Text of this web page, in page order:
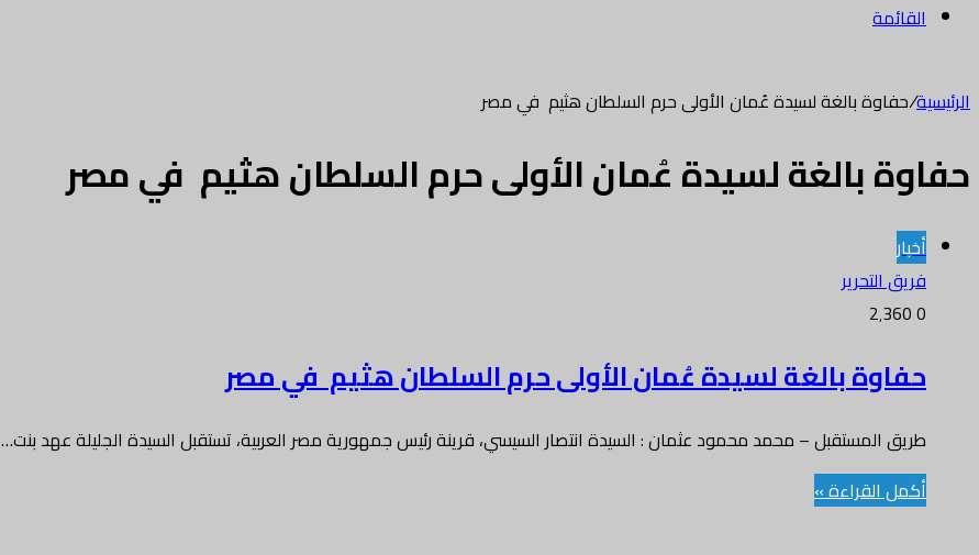
القائمة
الرئيسية/حفاوة بالغة لسيدة عُمان الأولى حرم السلطان هثيم في مصر
حفاوة بالغة لسيدة عُمان الأولى حرم السلطان هثيم في مصر
أخبار
فريق التحرير
0
حفاوة بالغة لسيدة عُمان الأولى حرم السلطان هثيم في مصر
طريق المستقبل – محمد محمود عثمان : السيدة انتصار السيسي، قرينة رئيس جمهورية مصر العربية، تستقبل السيدة الجليلة عهد بنت…
أكمل القراءة »